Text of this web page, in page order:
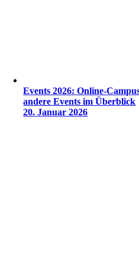
Events 2026: Online-
andere Events im Überblick
20. Januar 2026